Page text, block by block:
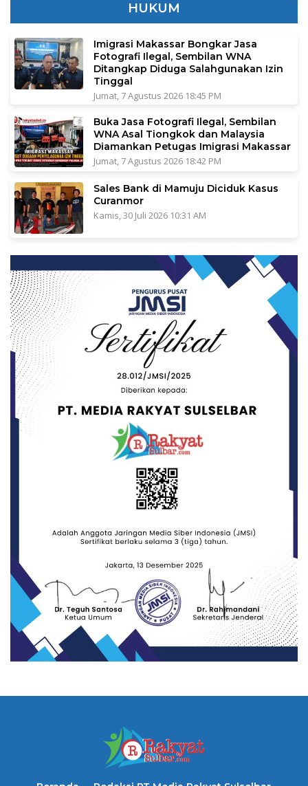
HUKUM
Imigrasi Makassar Bongkar Jasa
Fotografi Ilegal, Sembilan WNA
Ditangkap Diduga Salahgunakan Izin
Tinggal
Jumat, 7 Agustus 2026 18:45 PM
Buka Jasa Fotografi Ilegal, Sembilan
WNA Asal Tiongkok dan Malaysia
Diamankan Petugas Imigrasi Makassar
Jumat, 7 Agustus 2026 18:42 PM
Sales Bank di Mamuju Diciduk Kasus
Curanmor
Kamis, 30 Juli 2026 10:31 AM